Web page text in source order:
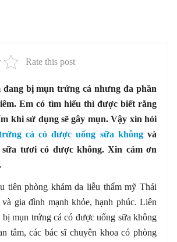
Rate this post
đang bị mụn trứng cá nhưng đa phần
Em có tìm hiểu thì được biết rằng
khi sử dụng sẽ gây mụn. Vậy xin hỏi
cá có được uống sữa khôngvà
tươi có được không. Xin cám ơn
tiên phòng khám da liễu thẩm mỹ Thái
gia đình mạnh khỏe, hạnh phúc. Liên
bị mụn trứng cá có được uống sữa không
tâm, các bác sĩ chuyên khoa có phòng